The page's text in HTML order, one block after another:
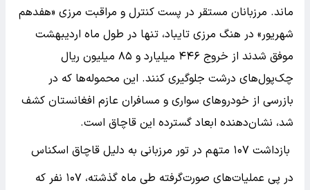
ماند. مرزبانان مستقر در پست کنترل و مراقبت مرزی «هفدهم
شهریور» در هنگ مرزی تایباد، تنها در طول ماه اردیبهشت
موفق شدند از خروج ۴۴۶ میلیارد و ۸۵ میلیون ریال
چک‌پول‌های درشت جلوگیری کنند. این محموله‌ها که در
بازرسی از خودرو‌های سواری و مسافران عازم افغانستان کشف
شد، نشان‌دهنده ابعاد گسترده این قاچاق است.
بازداشت ۱۰۷ متهم در تور مرزبانی به دلیل قاچاق اسکناس
در پی عملیات‌های صورت‌گرفته طی ماه گذشته، ۱۰۷ نفر که